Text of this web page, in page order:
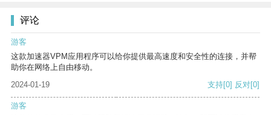
评论
游客
这款加速器VPM应用程序可以给你提供最高速度和安全性的连接，并帮
助你在网络上自由移动。
2024-01-19
支持[0] 反对[0]
游客